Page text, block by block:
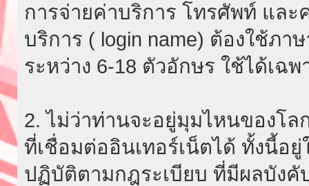
การจ่ายค่าบริการ โทรศัพท์ และ
บริการ ( login name) ต้องใช้ภ
ระหว่าง 6-18 ตัวอักษร ใช้ได้เฉ
2. ไม่ว่าท่านจะอยู่มุมไหนของโล
ที่เชื่อมต่ออินเทอร์เน็ตได้ ทั้งนี้อ
ปฏิบัติตามกฎระเบียบ ที่มีผลบังคั